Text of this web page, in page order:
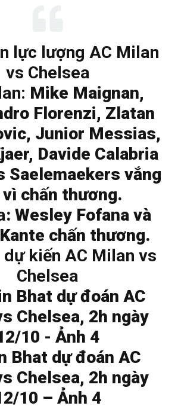
lực lượng AC Milan
vs Chelsea
Mike Maignan,
Florenzi, Zlatan
Junior Messias,
Davide Calabria
Saelemaekers vắng
chấn thương.
: Wesley Fofana và
Kante chấn thương.
kiến AC Milan vs
Chelsea
Bhat dự đoán AC
Chelsea, 2h ngày
10 – Ảnh 4